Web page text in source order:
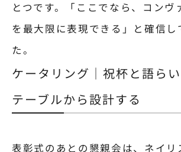
とつです。「ここでなら、コンヴ
を最大限に表現できる」と確信し
た。
ケータリング｜祝杯と語らい
テーブルから設計する
表彰式のあとの懇親会は、ネイリ